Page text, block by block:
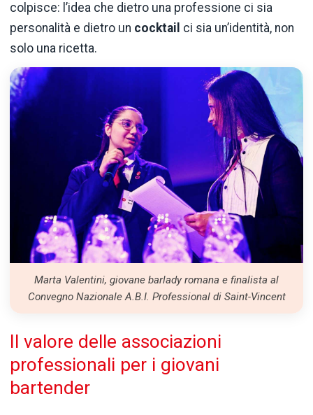
colpisce: l’idea che dietro una professione ci sia
personalità e dietro un cocktail ci sia un’identità, non
solo una ricetta.
Marta Valentini, giovane barlady romana e finalista al
Convegno Nazionale A.B.I. Professional di Saint-Vincent
Il valore delle associazioni
professionali per i giovani
bartender